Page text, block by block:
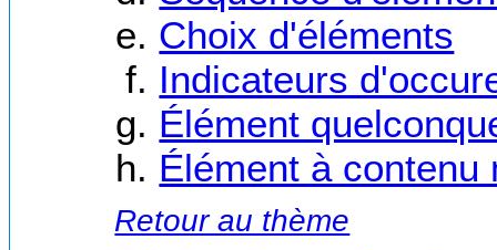
Choix d'éléments
Indicateurs
Élément
Élément à contenu
Retour au thème